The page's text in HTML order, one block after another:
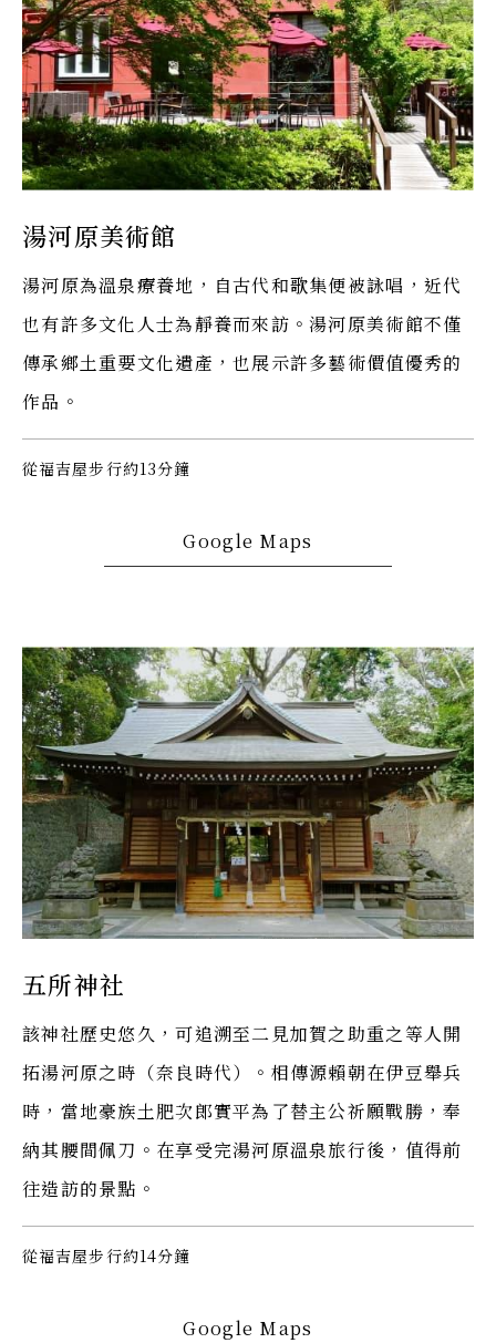
湯河原美術館
湯河原為溫泉療養地，自古代和歌集便被詠唱，近代
也有許多文化人士為靜養而來訪。湯河原美術館不僅
傳承鄉土重要文化遺產，也展示許多藝術價值優秀的
作品。
從福吉屋步行約13分鐘
Google Maps
五所神社
該神社歷史悠久，可追溯至二見加賀之助重之等人開
拓湯河原之時（奈良時代）。相傳源賴朝在伊豆舉兵
時，當地豪族土肥次郎實平為了替主公祈願戰勝，奉
納其腰間佩刀。在享受完湯河原溫泉旅行後，值得前
往造訪的景點。
從福吉屋步行約14分鐘
Google Maps